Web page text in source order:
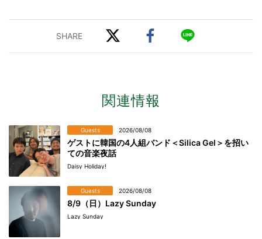
関連情報
Guests 2026/08/08
ゲストに韓国の4人組バンド＜Silica Gel＞を招い
ての音楽夜話
Daisy Holiday!
Guests 2026/08/08
8/9（日）Lazy Sunday
Lazy Sunday